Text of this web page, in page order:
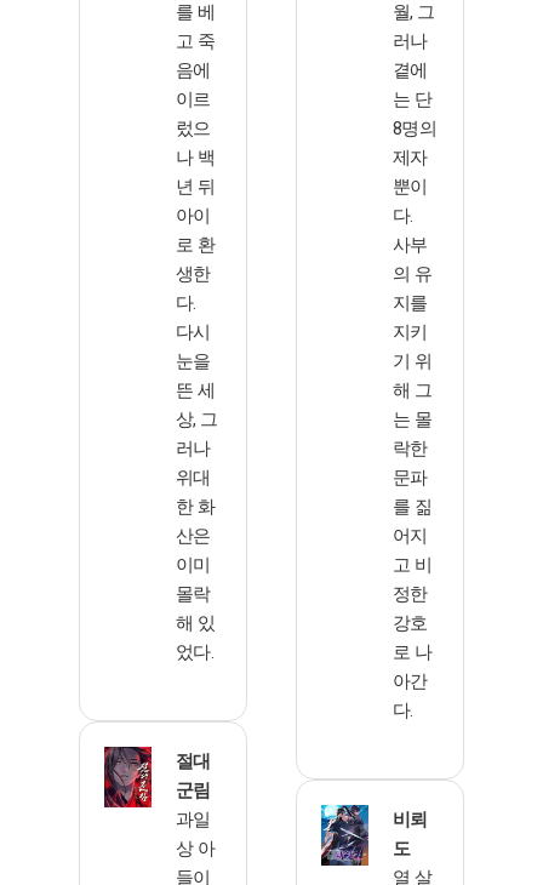
를 베
고 죽
음에
이르
렀으
나 백
년 뒤
아이
로 환
생한
다.
다시
눈을
뜬 세
상, 그
러나
위대
한 화
산은
이미
몰락
해 있
었다.
절대
군림
과일
상 아
들이
월, 그
러나
곁에
는 단
8명의
제자
뿐이
다.
사부
의 유
지를
지키
기 위
해 그
는 몰
락한
문파
를 짊
어지
고 비
정한
강호
로 나
아간
다.
비뢰
도
열 살